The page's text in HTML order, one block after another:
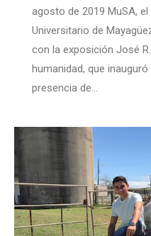
agosto de 2019 MuSA,
Universitario de
con la exposición José
humanidad, que
presencia de…